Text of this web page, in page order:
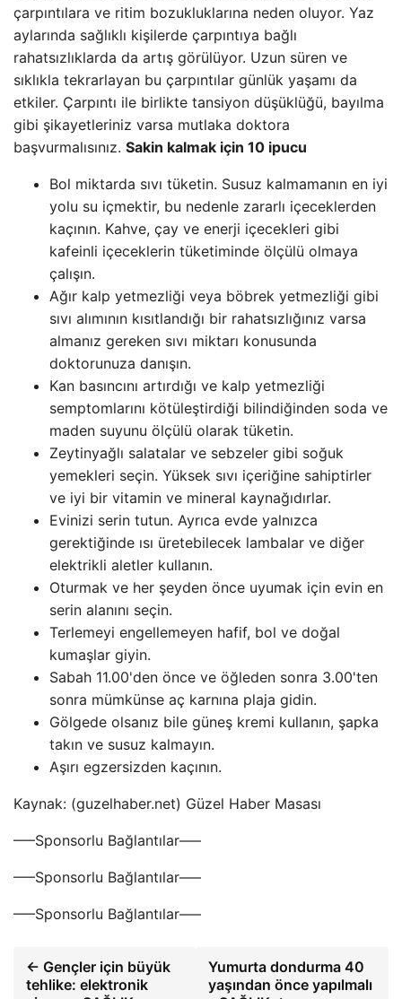
çarpıntılara ve ritim bozukluklarına neden oluyor. Yaz
aylarında sağlıklı kişilerde çarpıntıya bağlı
rahatsızlıklarda da artış görülüyor. Uzun süren ve
sıklıkla tekrarlayan bu çarpıntılar günlük yaşamı da
etkiler. Çarpıntı ile birlikte tansiyon düşüklüğü, bayılma
gibi şikayetleriniz varsa mutlaka doktora
başvurmalısınız. Sakin kalmak için 10 ipucu
Bol miktarda sıvı tüketin. Susuz kalmamanın en iyi
yolu su içmektir, bu nedenle zararlı içeceklerden
kaçının. Kahve, çay ve enerji içecekleri gibi
kafeinli içeceklerin tüketiminde ölçülü olmaya
çalışın.
Ağır kalp yetmezliği veya böbrek yetmezliği gibi
sıvı alımının kısıtlandığı bir rahatsızlığınız varsa
almanız gereken sıvı miktarı konusunda
doktorunuza danışın.
Kan basıncını artırdığı ve kalp yetmezliği
semptomlarını kötüleştirdiği bilindiğinden soda ve
maden suyunu ölçülü olarak tüketin.
Zeytinyağlı salatalar ve sebzeler gibi soğuk
yemekleri seçin. Yüksek sıvı içeriğine sahiptirler
ve iyi bir vitamin ve mineral kaynağıdırlar.
Evinizi serin tutun. Ayrıca evde yalnızca
gerektiğinde ısı üretebilecek lambalar ve diğer
elektrikli aletler kullanın.
Oturmak ve her şeyden önce uyumak için evin en
serin alanını seçin.
Terlemeyi engellemeyen hafif, bol ve doğal
kumaşlar giyin.
Sabah 11.00'den önce ve öğleden sonra 3.00'ten
sonra mümkünse aç karnına plaja gidin.
Gölgede olsanız bile güneş kremi kullanın, şapka
takın ve susuz kalmayın.
Aşırı egzersizden kaçının.
Kaynak: (guzelhaber.net) Güzel Haber Masası
—–Sponsorlu Bağlantılar—–
—–Sponsorlu Bağlantılar—–
—–Sponsorlu Bağlantılar—–
← Gençler için büyük
tehlike: elektronik
Yumurta dondurma 40
yaşından önce yapılmalı